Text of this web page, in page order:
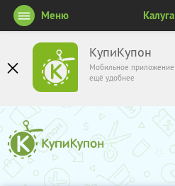
КупиКупон
Мобильное приложение
ещё удобнее
Меню Калуга